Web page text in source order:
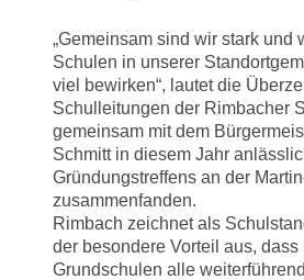
„Gemeinsam sind wir stark und
Schulen in unserer
viel bewirken“, lautet die
Schulleitungen der Rimbacher
gemeinsam mit dem
Schmitt in diesem Jahr
Gründungstreffens an der
zusammenfanden.
Rimbach zeichnet als
der besondere Vorteil aus, dass
Grundschulen alle